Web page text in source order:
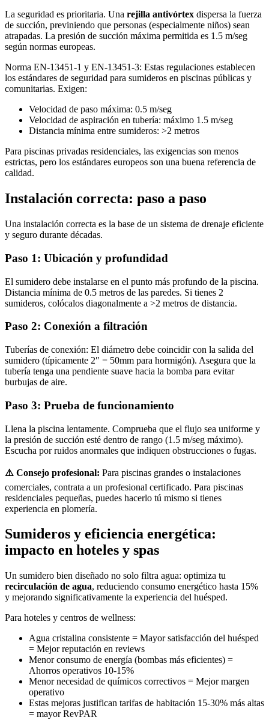
La seguridad es prioritaria. Una rejilla antivórtex dispersa la fuerza
de succión, previniendo que personas (especialmente niños) sean
atrapadas. La presión de succión máxima permitida es 1.5 m/seg
según normas europeas.
Norma EN-13451-1 y EN-13451-3: Estas regulaciones establecen
los estándares de seguridad para sumideros en piscinas públicas y
comunitarias. Exigen:
Velocidad de paso máxima: 0.5 m/seg
Velocidad de aspiración en tubería: máximo 1.5 m/seg
Distancia mínima entre sumideros: >2 metros
Para piscinas privadas residenciales, las exigencias son menos
estrictas, pero los estándares europeos son una buena referencia de
calidad.
Instalación correcta: paso a paso
Una instalación correcta es la base de un sistema de drenaje eficiente
y seguro durante décadas.
Paso 1: Ubicación y profundidad
El sumidero debe instalarse en el punto más profundo de la piscina.
Distancia mínima de 0.5 metros de las paredes. Si tienes 2
sumideros, colócalos diagonalmente a >2 metros de distancia.
Paso 2: Conexión a filtración
Tuberías de conexión: El diámetro debe coincidir con la salida del
sumidero (típicamente 2″ = 50mm para hormigón). Asegura que la
tubería tenga una pendiente suave hacia la bomba para evitar
burbujas de aire.
Paso 3: Prueba de funcionamiento
Llena la piscina lentamente. Comprueba que el flujo sea uniforme y
la presión de succión esté dentro de rango (1.5 m/seg máximo).
Escucha por ruidos anormales que indiquen obstrucciones o fugas.
⚠️ Consejo profesional: Para piscinas grandes o instalaciones
comerciales, contrata a un profesional certificado. Para piscinas
residenciales pequeñas, puedes hacerlo tú mismo si tienes
experiencia en plomería.
Sumideros y eficiencia energética:
impacto en hoteles y spas
Un sumidero bien diseñado no solo filtra agua: optimiza tu
recirculación de agua, reduciendo consumo energético hasta 15%
y mejorando significativamente la experiencia del huésped.
Para hoteles y centros de wellness:
Agua cristalina consistente = Mayor satisfacción del huésped
= Mejor reputación en reviews
Menor consumo de energía (bombas más eficientes) =
Ahorros operativos 10-15%
Menor necesidad de químicos correctivos = Mejor margen
operativo
Estas mejoras justifican tarifas de habitación 15-30% más altas
= mayor RevPAR